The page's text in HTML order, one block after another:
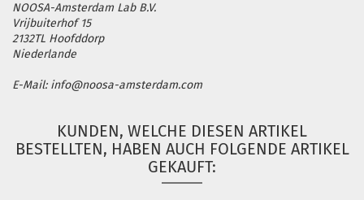
NOOSA-Amsterdam Lab B.V.
Vrijbuiterhof 15
2132TL Hoofddorp
Niederlande
E-Mail: info@noosa-amsterdam.com
KUNDEN, WELCHE DIESEN ARTIKEL
BESTELLTEN, HABEN AUCH FOLGENDE ARTIKEL
GEKAUFT: